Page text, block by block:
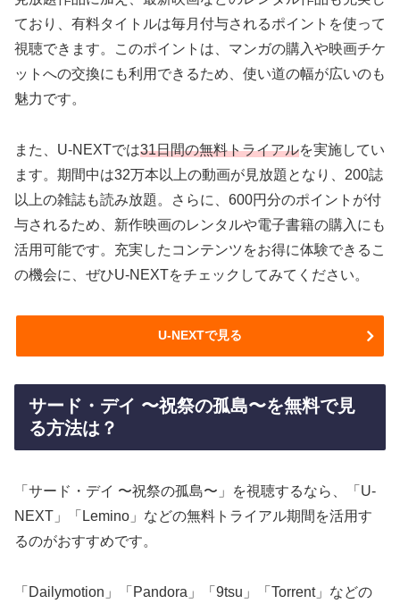
ており、有料タイトルは毎月付与されるポイントを使って
視聴できます。このポイントは、マンガの購入や映画チケ
ットへの交換にも利用できるため、使い道の幅が広いのも
魅力です。
また、U-NEXTでは31日間の無料トライアルを実施してい
ます。期間中は32万本以上の動画が見放題となり、200誌
以上の雑誌も読み放題。さらに、600円分のポイントが付
与されるため、新作映画のレンタルや電子書籍の購入にも
活用可能です。充実したコンテンツをお得に体験できるこ
の機会に、ぜひU-NEXTをチェックしてみてください。
U-NEXTで見る
サード・デイ 〜祝祭の孤島〜を無料で見
る方法は？
「サード・デイ 〜祝祭の孤島〜」を視聴するなら、「U-
NEXT」「Lemino」などの無料トライアル期間を活用す
るのがおすすめです。
「Dailymotion」「Pandora」「9tsu」「Torrent」などの